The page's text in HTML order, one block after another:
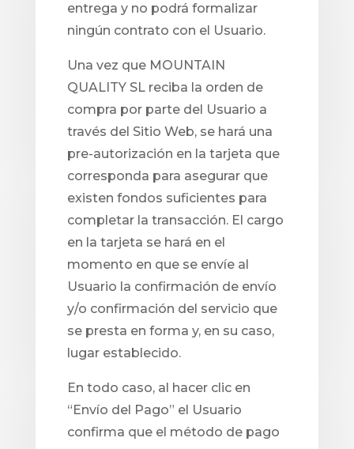
entrega y no podrá formalizar
ningún contrato con el Usuario.
Una vez que MOUNTAIN
QUALITY SL reciba la orden de
compra por parte del Usuario a
través del Sitio Web, se hará una
pre-autorización en la tarjeta que
corresponda para asegurar que
existen fondos suficientes para
completar la transacción. El cargo
en la tarjeta se hará en el
momento en que se envíe al
Usuario la confirmación de envío
y/o confirmación del servicio que
se presta en forma y, en su caso,
lugar establecido.
En todo caso, al hacer clic en
“Envío del Pago” el Usuario
confirma que el método de pago